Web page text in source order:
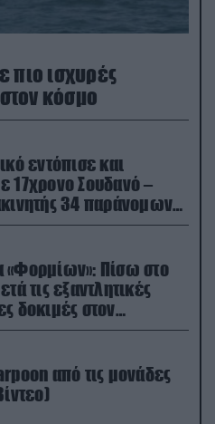
πιο ισχυρές
κόσμο
εντόπισε και
17χρονο Σουδανό –
34 παράνομων
«Φορμίων»: Πίσω στο
τις εξαντλητικές
Βισκαϊκό
από τις μονάδες